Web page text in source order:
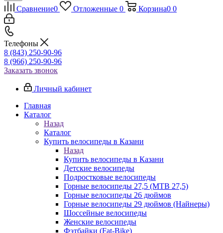
Сравнение0 Отложенные 0 Корзина0 0
Телефоны
8 (843) 250-90-96
8 (966) 250-90-96
Заказать звонок
Личный кабинет
Главная
Каталог
Назад
Каталог
Купить велосипеды в Казани
Назад
Купить велосипеды в Казани
Детские велосипеды
Подростковые велосипеды
Горные велосипеды 27,5 (MTB 27,5)
Горные велосипеды 26 дюймов
Горные велосипеды 29 дюймов (Найнеры)
Шоссейные велосипеды
Женские велосипеды
Фэтбайки (Fat-Bike)